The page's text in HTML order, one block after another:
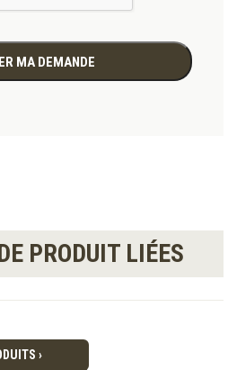
PRODUIT LIÉES
›